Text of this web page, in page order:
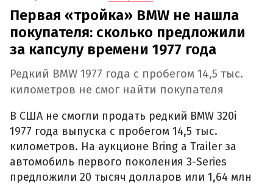
Первая «тройка» BMW не нашла
покупателя: сколько предложили
за капсулу времени 1977 года
Редкий BMW 1977 года с пробегом 14,5 тыс.
километров не смог найти покупателя
В США не смогли продать редкий BMW 320i
1977 года выпуска с пробегом 14,5 тыс.
километров. На аукционе Bring a Trailer за
автомобиль первого поколения 3-Series
предложили 20 тысяч долларов или 1,64 млн